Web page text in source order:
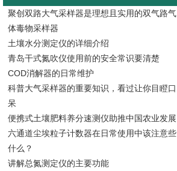
聚创双路大气采样器是理想且实用的双气路气
体毒物采样器
土壤水分测定仪的详细介绍
青岛干式氮吹仪使用前的安全常识要清楚
COD消解器的日常维护
科普大气采样器的重要知识，看过让你目瞪口
呆
便携式土壤肥料养分速测仪助推中国农业发展
六通道尘埃粒子计数器在日常使用中该注意些
什么？
讲解总氮测定仪的主要功能